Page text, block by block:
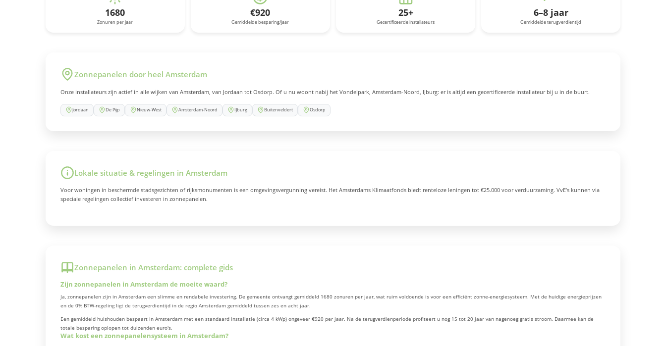
1680
Zonuren per jaar
€920
Gemiddelde besparing/jaar
25+
Gecertificeerde installateurs
6–8 jaar
Gemiddelde terugverdientijd
Zonnepanelen door heel Amsterdam
Onze installateurs zijn actief in alle wijken van Amsterdam, van Jordaan tot Osdorp. Of u nu woont nabij het Vondelpark, Amsterdam-Noord, IJburg: er is altijd een gecertificeerde installateur bij u in de buurt.
Jordaan De Pijp Nieuw-West Amsterdam-Noord IJburg Buitenveldert Osdorp
Lokale situatie & regelingen in Amsterdam
Voor woningen in beschermde stadsgezichten of rijksmonumenten is een omgevingsvergunning vereist. Het Amsterdams Klimaatfonds biedt renteloze leningen tot €25.000 voor verduurzaming. VvE’s kunnen via
speciale regelingen collectief investeren in zonnepanelen.
Zonnepanelen in Amsterdam: complete gids
Zijn zonnepanelen in Amsterdam de moeite waard?
Ja, zonnepanelen zijn in Amsterdam een slimme en rendabele investering. De gemeente ontvangt gemiddeld 1680 zonuren per jaar, wat ruim voldoende is voor een efficiënt zonne-energiesysteem. Met de huidige energieprijzen
en de 0% BTW-regeling ligt de terugverdientijd in de regio Amsterdam gemiddeld tussen zes en acht jaar.
Een gemiddeld huishouden bespaart in Amsterdam met een standaard installatie (circa 4 kWp) ongeveer €920 per jaar. Na de terugverdienperiode profiteert u nog 15 tot 20 jaar van nagenoeg gratis stroom. Daarmee kan de
totale besparing oplopen tot duizenden euro's.
Wat kost een zonnepanelensysteem in Amsterdam?